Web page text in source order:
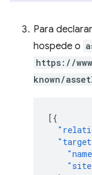
Para
hospede o
https://
known/
[{